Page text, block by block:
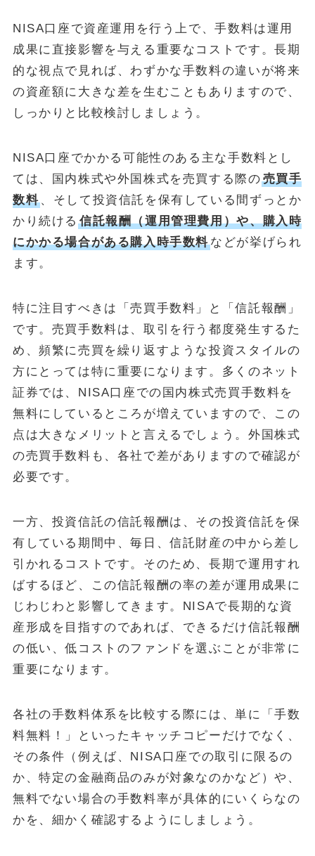
NISA口座で資産運用を行う上で、手数料は運用
成果に直接影響を与える重要なコストです。長期
的な視点で見れば、わずかな手数料の違いが将来
の資産額に大きな差を生むこともありますので、
しっかりと比較検討しましょう。
NISA口座でかかる可能性のある主な手数料とし
ては、国内株式や外国株式を売買する際の売買手
数料 、そして投資信託を保有している間ずっとか
かり続ける 信託報酬（運用管理費用）や、購入時
にかかる場合がある購入時手数料などが挙げられ
ます。
特に注目すべきは「売買手数料」と「信託報酬」
です。売買手数料は、取引を行う都度発生するた
め、頻繁に売買を繰り返すような投資スタイルの
方にとっては特に重要になります。多くのネット
証券では、NISA口座での国内株式売買手数料を
無料にしているところが増えていますので、この
点は大きなメリットと言えるでしょう。外国株式
の売買手数料も、各社で差がありますので確認が
必要です。
一方、投資信託の信託報酬は、その投資信託を保
有している期間中、毎日、信託財産の中から差し
引かれるコストです。そのため、長期で運用すれ
ばするほど、この信託報酬の率の差が運用成果に
じわじわと影響してきます。NISAで長期的な資
産形成を目指すのであれば、できるだけ信託報酬
の低い、低コストのファンドを選ぶことが非常に
重要になります。
各社の手数料体系を比較する際には、単に「手数
料無料！」といったキャッチコピーだけでなく、
その条件（例えば、NISA口座での取引に限るの
か、特定の金融商品のみが対象なのかなど）や、
無料でない場合の手数料率が具体的にいくらなの
かを、細かく確認するようにしましょう。